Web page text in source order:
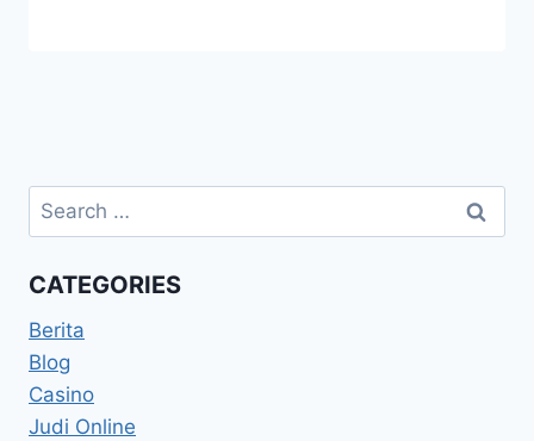
Search
for:
CATEGORIES
Berita
Blog
Casino
Judi Online